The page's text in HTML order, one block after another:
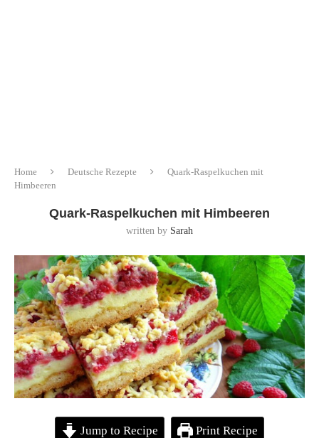
Home Deutsche Rezepte
Quark-Raspelkuchen mit
Himbeeren
Quark-Raspelkuchen mit Himbeeren
written by Sarah
Jump to Recipe Print Recipe